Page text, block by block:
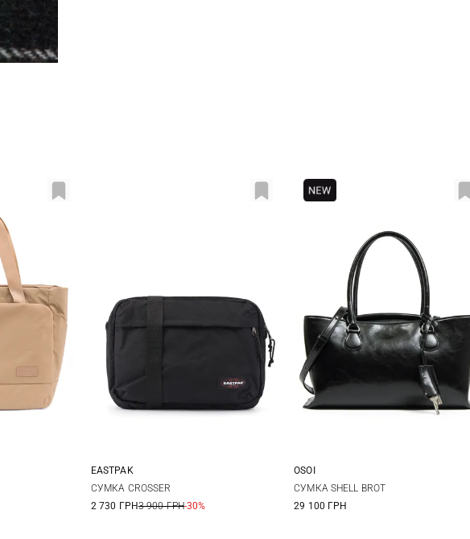
One Size
EASTPAK
СУМКА CROSSER
2 730 ГРН3 900 ГРН-30%
One Size
OSOI
СУМКА SHELL BROT
29 100 ГРН